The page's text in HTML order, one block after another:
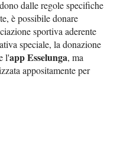
dalle regole specifiche
è possibile donare
sportiva aderente
speciale, la donazione
l'app Esselunga, ma
appositamente per